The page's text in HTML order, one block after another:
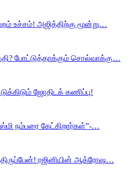
உச்சம்! அஜித்திற்கு மூன்று…
போட்டுத்தாக்கும் சொல்வாக்கு…
ஜோதிடக் கணிப்பு!
நம்பரை கேட்கிறார்கள்”-…
ரஜினியின் ஆக்ரோஷ…